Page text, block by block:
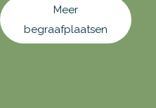
Meer
begraafplaatsen